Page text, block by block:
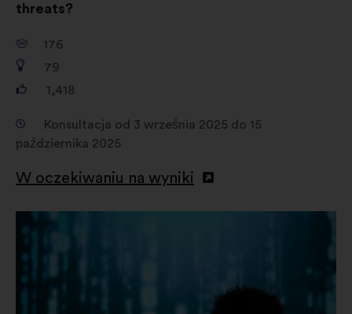
threats?
176
79
1,418
Konsultacja od 3 września 2025 do 15
października 2025
W oczekiwaniu na wyniki